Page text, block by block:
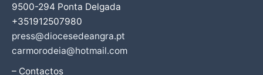
9500-294 Ponta Delgada
+351912507980
press@diocesedeangra.pt
carmorodeia@hotmail.com
– Contactos